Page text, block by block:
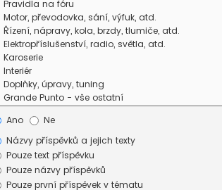
Ano
Ne
Názvy příspěvků a jejich texty
Pouze text příspěvku
Pouze názvy příspěvků
Pouze první příspěvek v tématu